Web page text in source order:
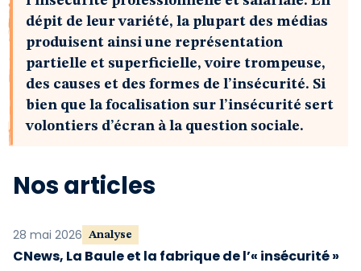
dépit de leur variété, la plupart des médias
produisent ainsi une représentation
partielle et superficielle, voire trompeuse,
des causes et des formes de l’insécurité. Si
bien que la focalisation sur l’insécurité sert
volontiers d’écran à la question sociale.
Nos articles
28 mai 2026 Analyse
CNews, La Baule et la fabrique de l’« insécurité »